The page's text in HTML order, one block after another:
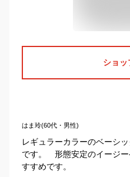
ショッ
はま玲(60代・男性)
レギュラーカラーのベーシ
です。 形態安定のイージー
すすめです。